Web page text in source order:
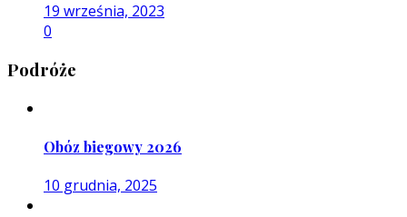
19 września, 2023
0
Podróże
Obóz biegowy 2026
10 grudnia, 2025